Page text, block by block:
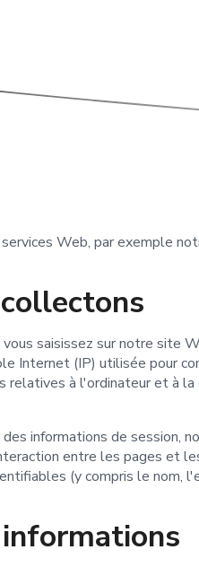
Web, par exemple
saisissez sur notre site
Internet (IP) utilisée pour
à l'ordinateur et à la
informations de session,
entre les pages et
(y compris le nom,